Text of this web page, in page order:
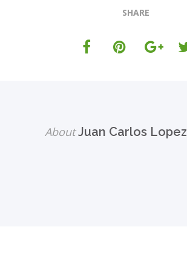
SHARE
AboutJuan Carlos Lopez